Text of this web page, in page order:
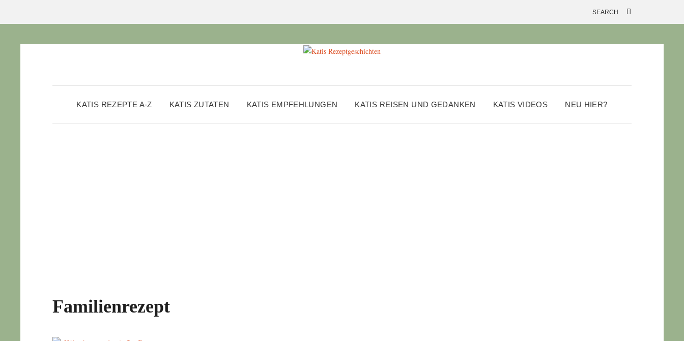
KATIS REZEPTE A-Z KATIS ZUTATEN KATIS EMPFEHLUNGEN KATIS REISEN UND GEDANKEN KATIS VIDEOS NEU HIER?
Familienrezept